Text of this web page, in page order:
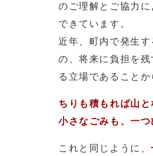
のご理解とご協力
できています。
近年、町内で発生
の、将来に負担を
る立場であること
ちりも積もれば山と
小さなごみも、一つ
これと同じように、